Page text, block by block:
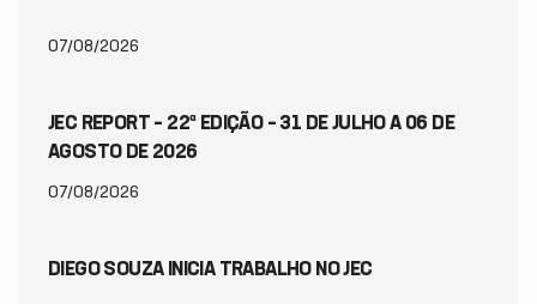
07/08/2026
JEC REPORT – 22ª EDIÇÃO – 31 DE JULHO A 06 DE
AGOSTO DE 2026
07/08/2026
DIEGO SOUZA INICIA TRABALHO NO JEC